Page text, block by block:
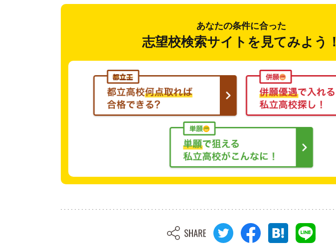
あなたの条件に合った
志望校検索サイトを 見てみよう！